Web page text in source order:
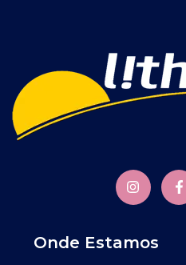
Onde Estamos